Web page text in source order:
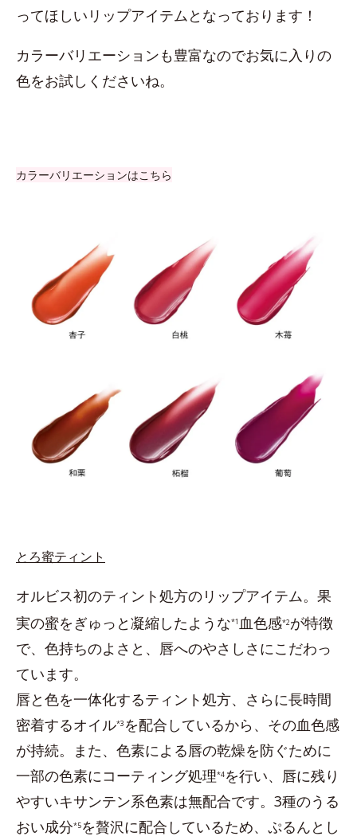
ってほしいリップアイテムとなっております！
カラーバリエーションも豊富なのでお気に入りの
色をお試しくださいね。
カラーバリエーションはこちら
とろ蜜ティント
オルビス初のティント処方のリップアイテム。果
実の蜜をぎゅっと凝縮したような*1 血色感*2が特徴
で、色持ちのよさと、唇へのやさしさにこだわっ
ています。
唇と色を一体化するティント処方、さらに長時間
密着するオイル*3 を配合しているから、その血色感
が持続。また、色素による唇の乾燥を防ぐために
一部の色素にコーティング処理*4を行い、唇に残り
やすいキサンテン系色素は無配合です。3種のうる
おい成分*5を贅沢に配合しているため、ぷるんとし